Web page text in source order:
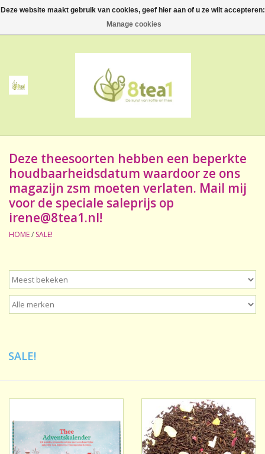
0 Artikelen - €--,--
Thee
Accessoires
NIEUW! Verpakte thee
BeppeDeli en 8tea1
Sale!
Deze theesoorten hebben een beperkte
houdbaarheidsdatum waardoor ze ons
magazijn zsm moeten verlaten. Mail mij
voor de speciale saleprijs op
irene@8tea1.nl!
HOME/ SALE!
SALE!
Deze website maakt gebruik van cookies, geef hier aan of u ze wilt accepteren:
Manage cookies